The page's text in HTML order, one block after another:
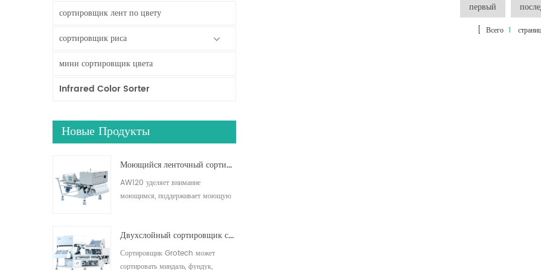
сортировщик лент по цвету
сортировщик риса
мини сортировщик цвета
Infrared Color Sorter
Новые Продукты
Моющийся ленточный сортировщик AW120
AW120 уделяет внимание
моющимся, поддерживает моющую
подходит для сортировки орехов,
сухофруктов, свежих фруктов и
овощей.5
Двухслойный сортировщик с искусственным интеллектом
Сортировщик Grotech может
сортировать миндаль, фундук,
первый
[ Всего 1